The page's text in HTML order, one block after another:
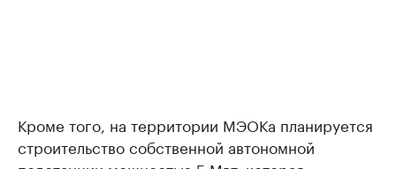
Кроме того, на территории МЭОКа планируется
строительство собственной автономной